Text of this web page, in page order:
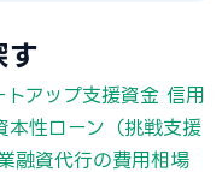
す
トアップ支援資金 信用
本性ローン（挑戦支援
融資代行の費用相場